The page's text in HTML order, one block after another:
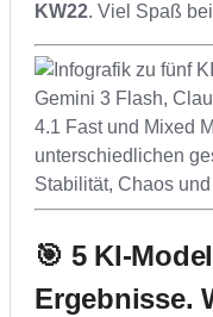
KW22. Viel Spaß
🎯 5 KI-
Ergebnisse.